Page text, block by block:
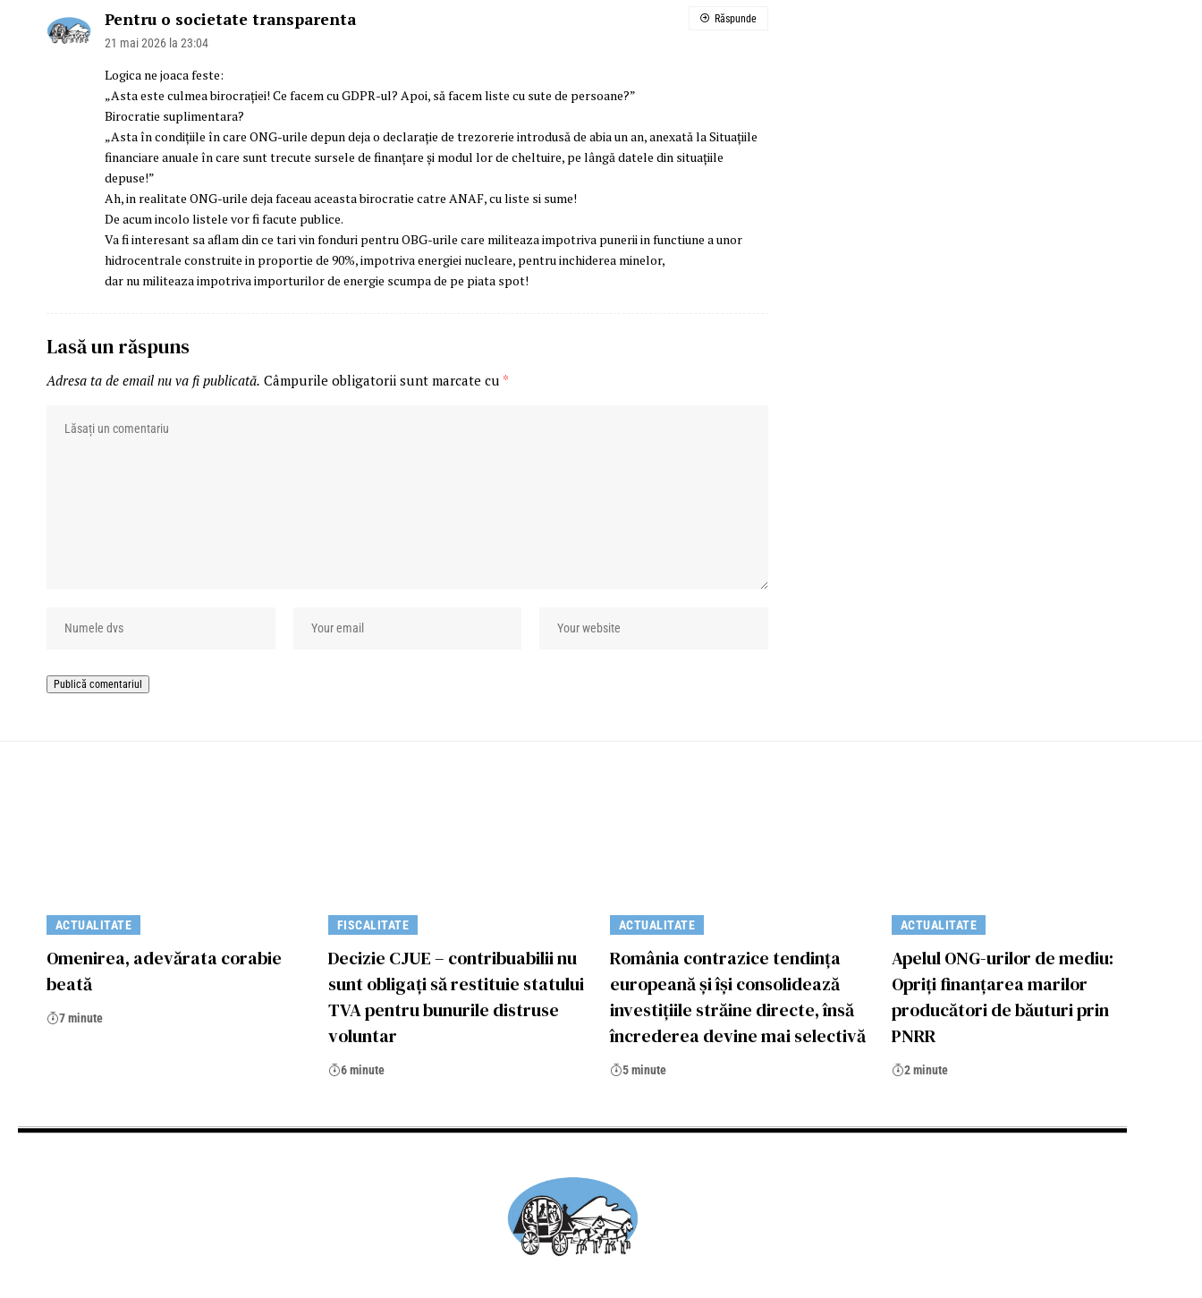
Pentru o societate transparenta
21 mai 2026 la 23:04
Logica ne joaca feste:
„Asta este culmea birocrației! Ce facem cu GDPR-ul? Apoi, să facem liste cu sute de persoane?”
Birocratie suplimentara?
„Asta în condițiile în care ONG-urile depun deja o declarație de trezorerie introdusă de abia un an, anexată la Situațiile
financiare anuale în care sunt trecute sursele de finanțare și modul lor de cheltuire, pe lângă datele din situațiile
depuse!”
Ah, in realitate ONG-urile deja faceau aceasta birocratie catre ANAF, cu liste si sume!
De acum incolo listele vor fi facute publice.
Va fi interesant sa aflam din ce tari vin fonduri pentru OBG-urile care militeaza impotriva punerii in functiune a unor
hidrocentrale construite in proportie de 90%, impotriva energiei nucleare, pentru inchiderea minelor,
dar nu militeaza impotriva importurilor de energie scumpa de pe piata spot!
Răspunde
Lasă un răspuns
Adresa ta de email nu va fi publicată. Câmpurile obligatorii sunt marcate cu *
ACTUALITATE
Omenirea, adevărata corabie
beată
7 minute
FISCALITATE
Decizie CJUE – contribuabilii nu
sunt obligați să restituie statului
TVA pentru bunurile distruse
voluntar
6 minute
ACTUALITATE
România contrazice tendința
europeană și își consolidează
investițiile străine directe, însă
încrederea devine mai selectivă
5 minute
ACTUALITATE
Apelul ONG-urilor de mediu:
Opriți finanțarea marilor
producători de băuturi prin
PNRR
2 minute